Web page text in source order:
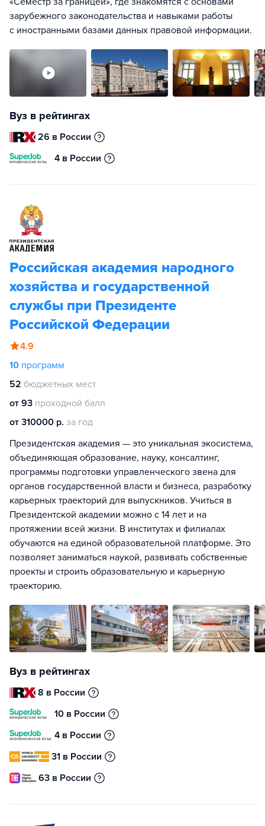
зарубежного законодательства и навыками работы
с иностранными базами данных правовой информации.
Вуз в рейтингах
26 в России
4 в России
Российская академия народного
хозяйства и государственной
службы при Президенте
Российской Федерации
4.9
10 программ
52 бюджетных мест
от 93 проходной балл
от 310000 р. за год
Президентская академия — это уникальная экосистема,
объединяющая образование, науку, консалтинг,
программы подготовки управленческого звена для
органов государственной власти и бизнеса, разработку
карьерных траекторий для выпускников. Учиться в
Президентской академии можно с 14 лет и на
протяжении всей жизни. В институтах и филиалах
обучаются на единой образовательной платформе. Это
позволяет заниматься наукой, развивать собственные
проекты и строить образовательную и карьерную
траекторию.
Вуз в рейтингах
8 в России
10 в России
4 в России
31 в России
63 в России